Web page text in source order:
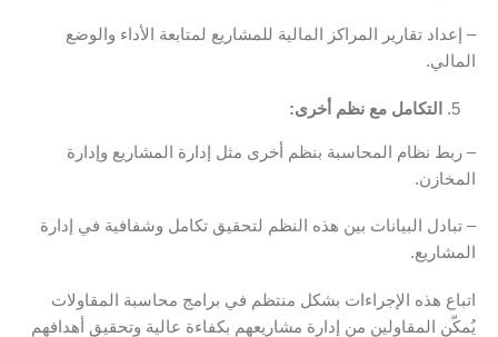
– إعداد تقارير المراكز المالية للمشاريع لمتابعة الأداء والوضع
المالي.
التكامل مع نظم أخرى:
– ربط نظام المحاسبة بنظم أخرى مثل إدارة المشاريع وإدارة
المخازن.
– تبادل البيانات بين هذه النظم لتحقيق تكامل وشفافية في إدارة
المشاريع.
اتباع هذه الإجراءات بشكل منتظم في برامج محاسبة المقاولات
يُمكّن المقاولين من إدارة مشاريعهم بكفاءة عالية وتحقيق أهدافهم